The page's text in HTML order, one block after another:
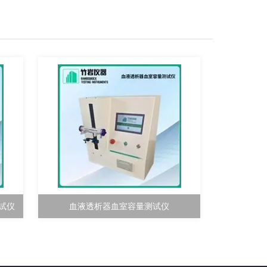
仪 血液透析器血室容量测试仪